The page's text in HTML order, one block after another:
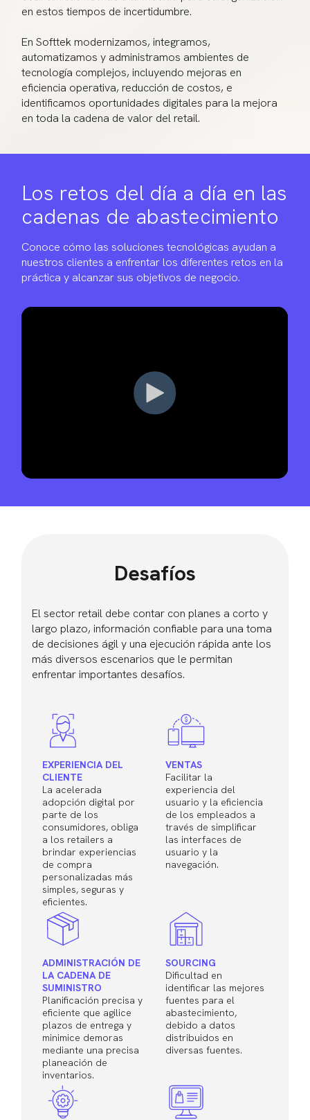
en estos tiempos de incertidumbre.
En Softtek modernizamos, integramos,
automatizamos y administramos ambientes de
tecnología complejos, incluyendo mejoras en
eficiencia operativa, reducción de costos, e
identificamos oportunidades digitales para la mejora
en toda la cadena de valor del retail.
Los retos del día a día en las
cadenas de abastecimiento
Conoce cómo las soluciones tecnológicas ayudan a
nuestros clientes a enfrentar los diferentes retos en la
práctica y alcanzar sus objetivos de negocio.
Desafíos
El sector retail debe contar con planes a corto y
largo plazo, información confiable para una toma
de decisiones ágil y una ejecución rápida ante los
más diversos escenarios que le permitan
enfrentar importantes desafíos.
EXPERIENCIA DEL
CLIENTE
La acelerada
adopción digital por
parte de los
consumidores, obliga
a los retailers a
brindar experiencias
de compra
personalizadas más
simples, seguras y
eficientes.
VENTAS
Facilitar la
experiencia del
usuario y la eficiencia
de los empleados a
través de simplificar
las interfaces de
usuario y la
navegación.
ADMINISTRACIÓN DE
LA CADENA DE
SUMINISTRO
Planificación precisa y
eficiente que agilice
plazos de entrega y
minimice demoras
mediante una precisa
planeación de
inventarios.
SOURCING
Dificultad en
identificar las mejores
fuentes para el
abastecimiento,
debido a datos
distribuidos en
diversas fuentes.